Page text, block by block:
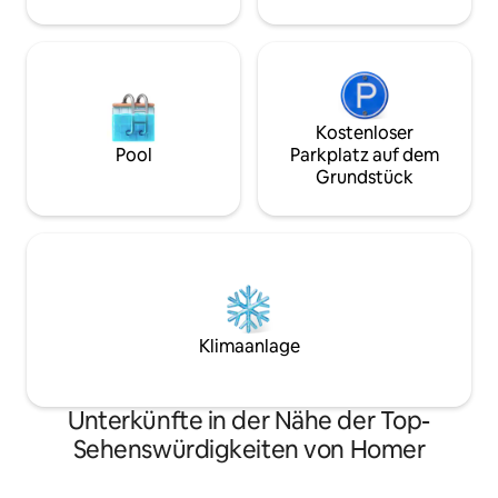
Plumpsklo vorhanden. NICHT
Pool
Kostenloser
Parkplatz auf dem
Grundstück
Klimaanlage
Unterkünfte in der Nähe der Top-
Sehenswürdigkeiten von Homer